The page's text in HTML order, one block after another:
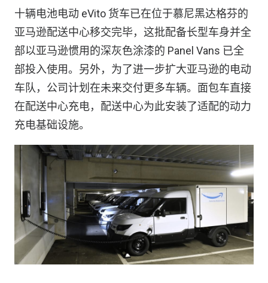
十辆电池电动 eVito 货车已在位于慕尼黑达格芬的
亚马逊配送中心移交完毕，这批配备长型车身并全
部以亚马逊惯用的深灰色涂漆的 Panel Vans 已全
部投入使用。另外，为了进一步扩大亚马逊的电动
车队，公司计划在未来交付更多车辆。面包车直接
在配送中心充电，配送中心为此安装了适配的动力
充电基础设施。